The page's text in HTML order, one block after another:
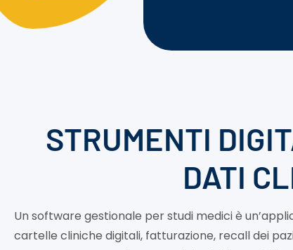
STRUMENTI
DATI
Un software gestionale per studi medici è
cartelle cliniche digitali, fatturazione, recall dei